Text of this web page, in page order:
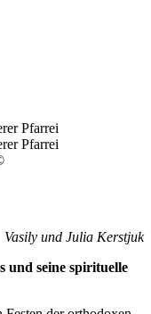
Pfarrei
Pfarrei
Vasily und Julia Kerstjuk
und seine spirituelle